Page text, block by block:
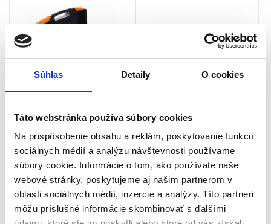
Súhlas Detaily O cookies
Táto webstránka používa súbory cookies
Na prispôsobenie obsahu a reklám, poskytovanie funkcií
sociálnych médií a analýzu návštevnosti používame
súbory cookie. Informácie o tom, ako používate naše
webové stránky, poskytujeme aj našim partnerom v
oblasti sociálnych médií, inzercie a analýzy. Títo partneri
môžu príslušné informácie skombinovať s ďalšími
Oprava a servis
Na sklade u dodávateľa
(doručenie 4-8 pracovných
dni)
Krútiaci moment: 8000 Nm
Prevodový pomer: 1:78
Nadstavce: 32mm, 33mm
Vyzúvačky a vyvažovačky kolies
Na sklade u dodávateľa
(doručenie 4-8 pracovných
dni)
Veľkosť kľúča: 17×19 mm
Dĺžka ramena: 340 mm, 520 mm
Materiál: nástrojová oceľ